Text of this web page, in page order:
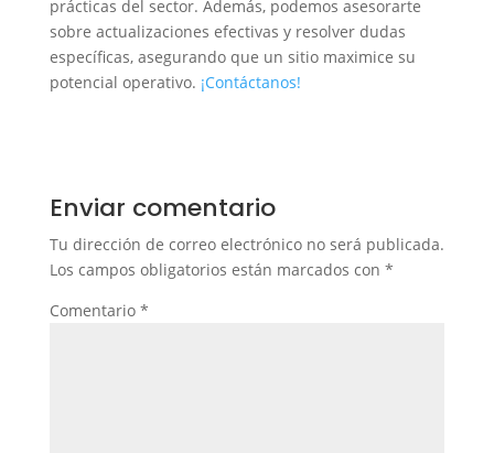
prácticas del sector. Además, podemos asesorarte
sobre actualizaciones efectivas y resolver dudas
específicas, asegurando que un sitio maximice su
potencial operativo. ¡Contáctanos!
Enviar comentario
Tu dirección de correo electrónico no será publicada.
Los campos obligatorios están marcados con *
Comentario *